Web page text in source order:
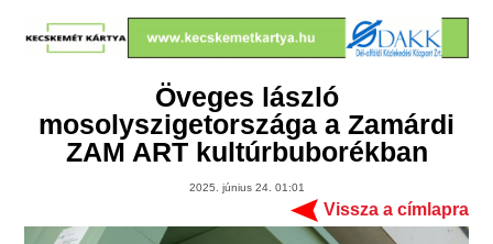
Öveges lászló
mosolyszigetországa a Zamárdi
ZAM ART kultúrbuborékban
2025. június 24. 01:01
Vissza a címlapra